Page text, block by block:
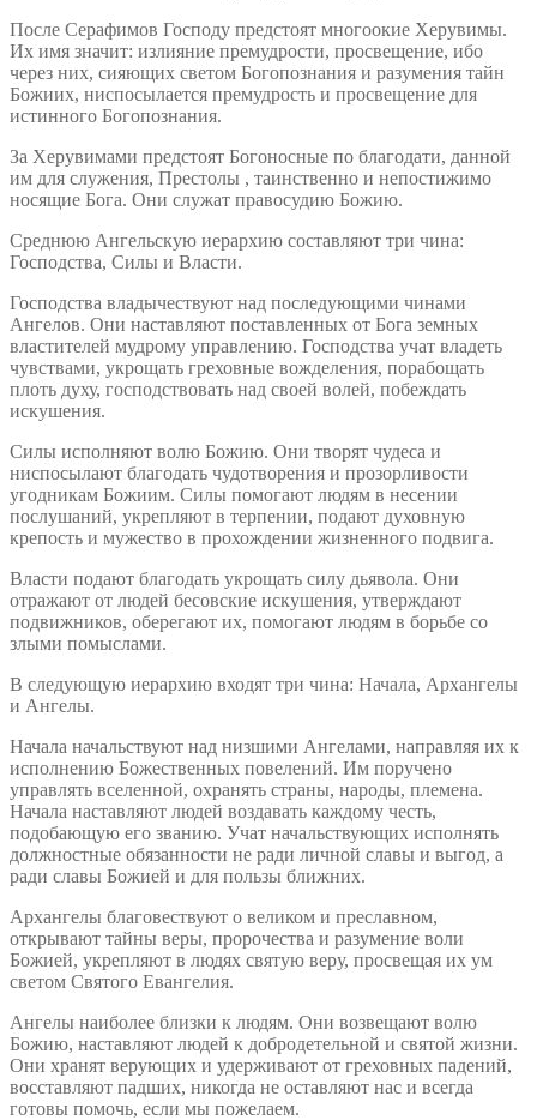
После Серафимов Господу предстоят многоокие Херувимы.
Их имя значит: излияние премудрости, просвещение, ибо
через них, сияющих светом Богопознания и разумения тайн
Божиих, ниспосылается премудрость и просвещение для
истинного Богопознания.
За Херувимами предстоят Богоносные по благодати, данной
им для служения, Престолы , таинственно и непостижимо
носящие Бога. Они служат правосудию Божию.
Среднюю Ангельскую иерархию составляют три чина:
Господства, Силы и Власти.
Господства владычествуют над последующими чинами
Ангелов. Они наставляют поставленных от Бога земных
властителей мудрому управлению. Господства учат владеть
чувствами, укрощать греховные вожделения, порабощать
плоть духу, господствовать над своей волей, побеждать
искушения.
Силы исполняют волю Божию. Они творят чудеса и
ниспосылают благодать чудотворения и прозорливости
угодникам Божиим. Силы помогают людям в несении
послушаний, укрепляют в терпении, подают духовную
крепость и мужество в прохождении жизненного подвига.
Власти подают благодать укрощать силу дьявола. Они
отражают от людей бесовские искушения, утверждают
подвижников, оберегают их, помогают людям в борьбе со
злыми помыслами.
В следующую иерархию входят три чина: Начала, Архангелы
и Ангелы.
Начала начальствуют над низшими Ангелами, направляя их к
исполнению Божественных повелений. Им поручено
управлять вселенной, охранять страны, народы, племена.
Начала наставляют людей воздавать каждому честь,
подобающую его званию. Учат начальствующих исполнять
должностные обязанности не ради личной славы и выгод, а
ради славы Божией и для пользы ближних.
Архангелы благовествуют о великом и преславном,
открывают тайны веры, пророчества и разумение воли
Божией, укрепляют в людях святую веру, просвещая их ум
светом Святого Евангелия.
Ангелы наиболее близки к людям. Они возвещают волю
Божию, наставляют людей к добродетельной и святой жизни.
Они хранят верующих и удерживают от греховных падений,
восставляют падших, никогда не оставляют нас и всегда
готовы помочь, если мы пожелаем.